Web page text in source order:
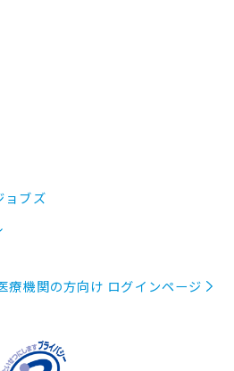
ョブズ
療機関の方向け ログインページ